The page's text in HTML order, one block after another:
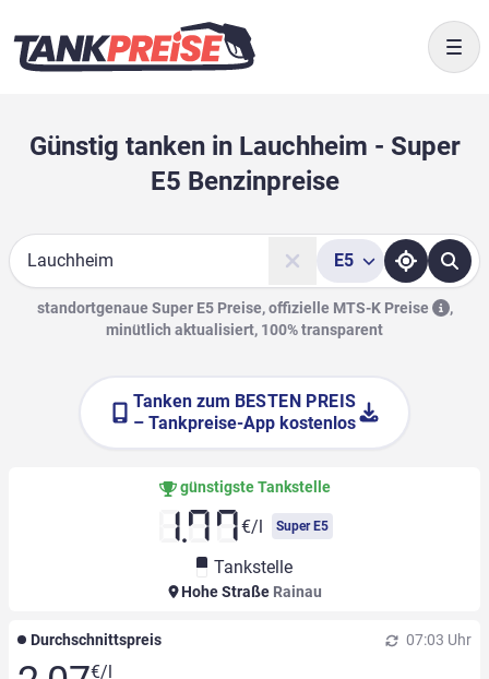
Günstig tanken in Lauchheim - Super
E5 Benzinpreise
Suche
E5
standortgenaue Super E5 Preise, offizielle MTS-K Preise
,
minütlich aktualisiert, 100% transparent
Tanken zum BESTEN PREIS
– Tankpreise-App kostenlos
günstigste Tankstelle
1.77€/l Super E5
Tankstelle
Hohe Straße Rainau
Durchschnittspreis 07:03 Uhr
€/l